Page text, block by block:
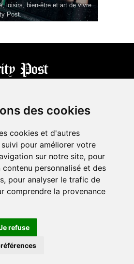
des cookies
cookies et d'autres
pour améliorer votre
sur notre site, pour
personnalisé et des
pour analyser le trafic de
comprendre la provenance
refuse
loisirs, bien-être et art de vivre
Post.
Policy (Mes préférences)